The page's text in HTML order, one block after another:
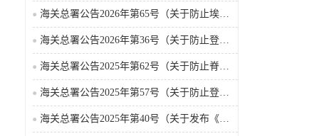
海关总署公告2026年第65号（关于防止埃博拉病毒病疫情传入我国的公告）（2026-05-18）
海关总署公告2026年第36号（关于防止登革热疫情传入我国的公告）
海关总署公告2025年第62号（关于防止脊髓灰质炎疫情传入我国的公告）
海关总署公告2025年第57号（关于防止登革热疫情传入我国的公告）
海关总署公告2025年第40号（关于发布《国境口岸传染病监测实施办法》的公告）